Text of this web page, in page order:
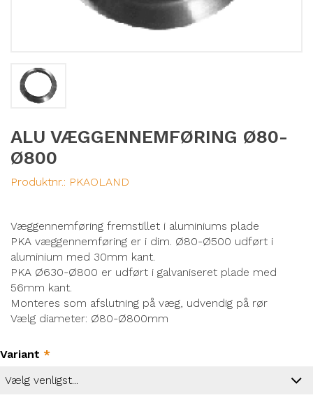
ALU VÆGGENNEMFØRING Ø80-
Ø800
Produktnr.: PKAOLAND
Væggennemføring fremstillet i aluminiums plade
PKA væggennemføring er i dim. Ø80-Ø500 udført i
aluminium med 30mm kant.
PKA Ø630-Ø800 er udført i galvaniseret plade med
56mm kant.
Monteres som afslutning på væg, udvendig på rør
Vælg diameter: Ø80-Ø800mm
Variant *